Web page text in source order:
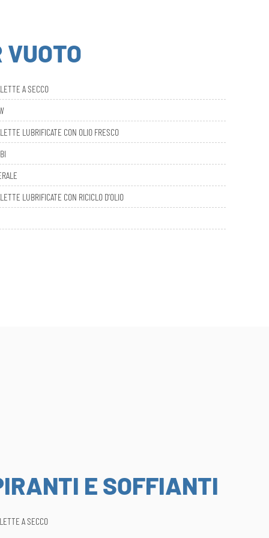
VUOTO
A SECCO
LUBRIFICATE CON OLIO FRESCO
LUBRIFICATE CON RICICLO D’OLIO
E SOFFIANTI
A SECCO